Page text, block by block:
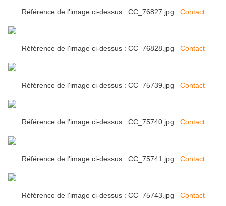
Référence de l'image ci-dessus : CC_76827.jpg Contact
Référence de l'image ci-dessus : CC_76828.jpg Contact
Référence de l'image ci-dessus : CC_75739.jpg Contact
Référence de l'image ci-dessus : CC_75740.jpg Contact
Référence de l'image ci-dessus : CC_75741.jpg Contact
Référence de l'image ci-dessus : CC_75743.jpg Contact